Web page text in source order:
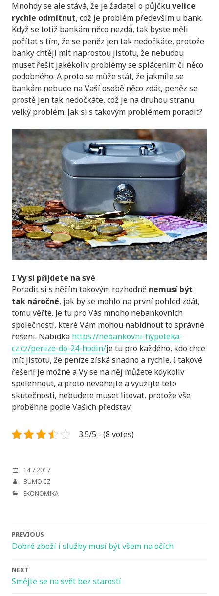
Mnohdy se ale stává, že je žadatel o půjčkuvelice
rychle odmítnut, což je problém především u bank.
Když se totiž bankám něco nezdá, tak byste měli
počítat s tím, že se peněz jen tak nedočkáte, protože
banky chtějí mít naprostou jistotu, že nebudou
muset řešit jakékoliv problémy se splácením či něco
podobného. A proto se může stát, že jakmile se
bankám nebude na Vaší osobě něco zdát, peněz se
prostě jen tak nedočkáte, což je na druhou stranu
velký problém. Jak si s takovým problémem poradit?
I Vy si přijdete na své
Poradit si s něčím takovým rozhodně nemusí být
tak náročné, jak by se mohlo na první pohled zdát,
tomu věřte. Je tu pro Vás mnoho nebankovních
společností, které Vám mohou nabídnout to správné
řešení. Nabídka https://nebankovni-hypoteka-
cz.cz/penize-do-24-hodin/je tu pro každého, kdo chce
mít jistotu, že peníze získá snadno a rychle. I takové
řešení je možné a Vy se na něj můžete kdykoliv
spolehnout, a proto neváhejte a využijte této
skutečnosti, nebudete muset litovat, protože vše
proběhne podle Vašich představ.
3.5/5 - (8 votes)
POSTED
14.7.2017
AUTHOR
BUMO.CZ
CATEGORIES
EKONOMIKA
Post
navigation
PREVIOUS
Dobré zboží i služby musí být všem na očích
NEXT
Smějte se na svět bez starostí